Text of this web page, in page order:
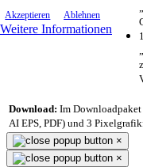
Akzeptieren Ablehnen
Weitere Informationen
Download: Im Downloadpaket
AI EPS, PDF) und 3
×
×